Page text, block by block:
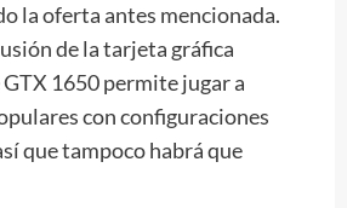
la oferta antes mencionada.
de la tarjeta gráfica
1650 permite jugar a
con configuraciones
que tampoco habrá que